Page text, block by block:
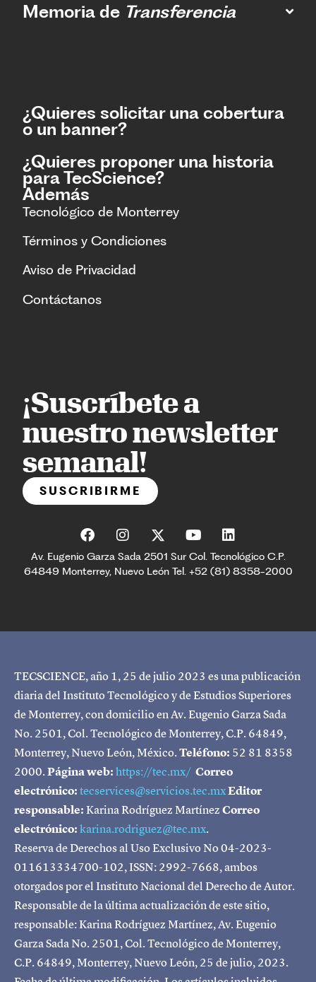
Memoria de Transferencia
¿Quieres solicitar una cobertura
o un banner?
¿Quieres proponer una historia
para TecScience?
Además
Tecnológico de Monterrey
Términos y Condiciones
Aviso de Privacidad
Contáctanos
¡Suscríbete a
nuestro newsletter
semanal!
SUSCRIBIRME
Av. Eugenio Garza Sada 2501 Sur Col. Tecnológico C.P.
64849 Monterrey, Nuevo León Tel. +52 (81) 8358-2000
TECSCIENCE, año 1, 25 de julio 2023 es una publicación
diaria del Instituto Tecnológico y de Estudios Superiores
de Monterrey, con domicilio en Av. Eugenio Garza Sada
No. 2501, Col. Tecnológico de Monterrey, C.P. 64849,
Monterrey, Nuevo León, México.Teléfono: 52 81 8358
2000.Página web:https://tec.mx/ Correo
electrónico:tecservices@servicios.tec.mxEditor
responsable:Karina Rodríguez MartínezCorreo
electrónico:karina.rodriguez@tec.mx.
Reserva de Derechos al Uso Exclusivo No 04-2023-
011613334700-102, ISSN: 2992-7668, ambos
otorgados por el Instituto Nacional del Derecho de Autor.
Responsable de la última actualización de este sitio,
responsable: Karina Rodríguez Martínez, Av. Eugenio
Garza Sada No. 2501, Col. Tecnológico de Monterrey,
C.P. 64849, Monterrey, Nuevo León, 25 de julio, 2023.